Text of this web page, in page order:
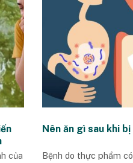
của
Nên ăn gì sau khi
Bệnh do thực phẩm